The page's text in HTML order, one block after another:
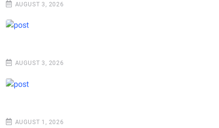
AUGUST 3, 2026
AUGUST 3, 2026
AUGUST 1, 2026